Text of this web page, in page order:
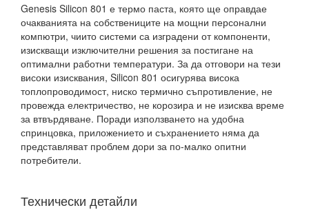
Genesis Silicon 801 е термо паста, която ще оправдае
очакванията на собствениците на мощни персонални
компютри, чиито системи са изградени от компоненти,
изискващи изключителни решения за постигане на
оптимални работни температури. За да отговори на тези
високи изисквания, Silicon 801 осигурява висока
топлопроводимост, ниско термично съпротивление, не
провежда електричество, не корозира и не изисква време
за втвърдяване. Поради използването на удобна
спринцовка, приложението и съхранението няма да
представляват проблем дори за по-малко опитни
потребители.
Технически детайли